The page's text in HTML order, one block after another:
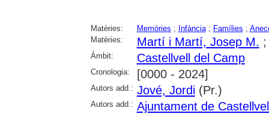
Matèries: Memòries ; Infància; Famílies ;
Matèries:
Martí i Martí, Josep M.
Àmbit: Castellvell del Camp
Cronologia: [0000 - 2024]
Autors add.: Jové, Jordi(Pr.)
Autors add.: Ajuntament de